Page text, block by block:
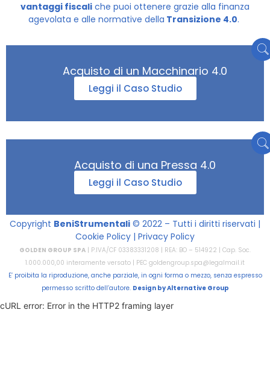
vantaggi fiscali che puoi ottenere grazie alla finanza
agevolata e alle normative della Transizione 4.0.
Acquisto di un Macchinario 4.0
Leggi il Caso Studio
Acquisto di una Pressa 4.0
Leggi il Caso Studio
Copyright BeniStrumentali © 2022 – Tutti i diritti riservati |
Cookie Policy | Privacy Policy
GOLDEN GROUP SPA | P.IVA/CF 03383331208 | REA: BO – 514922 | Cap. Soc.
1.000.000,00 interamente versato | PEC goldengroup.spa@legalmail.it
E’ proibita la riproduzione, anche parziale, in ogni forma o mezzo, senza espresso
permesso scritto dell’autore. Design byAlternative Group
cURL error: Error in the HTTP2 framing layer